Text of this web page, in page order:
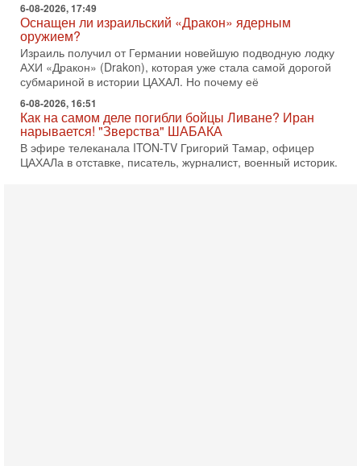
6-08-2026, 17:49
Оснащен ли израильский «Дракон» ядерным
оружием?
Израиль получил от Германии новейшую подводную лодку
АХИ «Дракон» (Drakon), которая уже стала самой дорогой
субмариной в истории ЦАХАЛ. Но почему её
6-08-2026, 16:51
Как на самом деле погибли бойцы Ливане? Иран
нарывается! "Зверства" ШАБАКА
В эфире телеканала ITON-TV Григорий Тамар, офицер
ЦАХАЛа в отставке, писатель, журналист, военный историк.